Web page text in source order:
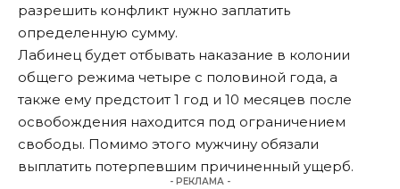
разрешить конфликт нужно заплатить
определенную сумму.
Лабинец будет отбывать наказание в колонии
общего режима четыре с половиной года, а
также ему предстоит 1 год и 10 месяцев после
освобождения находится под ограничением
свободы. Помимо этого мужчину обязали
выплатить потерпевшим причиненный ущерб.
- РЕКЛАМА -